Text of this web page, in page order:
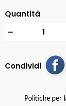
Quantità
Condividi
Politiche per